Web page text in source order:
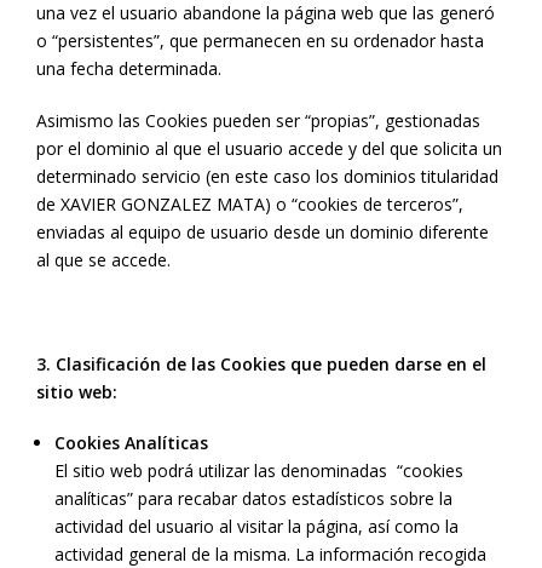
una vez el usuario abandone la página web que las generó
o “persistentes”, que permanecen en su ordenador hasta
una fecha determinada.
Asimismo las Cookies pueden ser “propias”, gestionadas
por el dominio al que el usuario accede y del que solicita un
determinado servicio (en este caso los dominios titularidad
de XAVIER GONZALEZ MATA) o “cookies de terceros”,
enviadas al equipo de usuario desde un dominio diferente
al que se accede.
3. Clasificación de las Cookies que pueden darse en el
sitio web:
Cookies Analíticas
El sitio web podrá utilizar las denominadas “cookies
analíticas” para recabar datos estadísticos sobre la
actividad del usuario al visitar la página, así como la
actividad general de la misma. La información recogida